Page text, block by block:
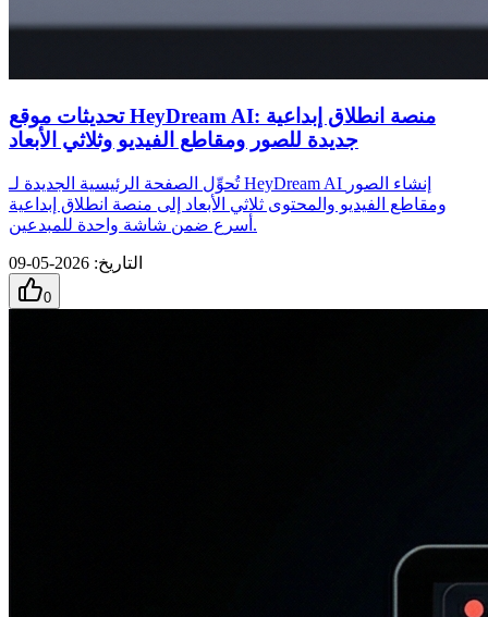
تحديثات موقع HeyDream AI: منصة انطلاق إبداعية
جديدة للصور ومقاطع الفيديو وثلاثي الأبعاد
تُحوِّل الصفحة الرئيسية الجديدة لـ HeyDream AI إنشاء الصور
ومقاطع الفيديو والمحتوى ثلاثي الأبعاد إلى منصة انطلاق إبداعية
أسرع ضمن شاشة واحدة للمبدعين.
التاريخ:
2026-05-09
0